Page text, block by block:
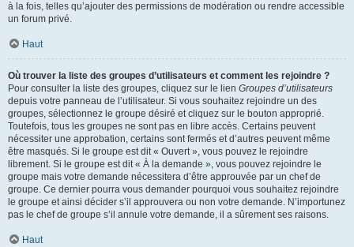
à la fois, telles qu’ajouter des permissions de modération ou rendre accessible
un forum privé.
Haut
Où trouver la liste des groupes d’utilisateurs et comment les rejoindre ?
Pour consulter la liste des groupes, cliquez sur le lien Groupes d’utilisateurs
depuis votre panneau de l’utilisateur. Si vous souhaitez rejoindre un des
groupes, sélectionnez le groupe désiré et cliquez sur le bouton approprié.
Toutefois, tous les groupes ne sont pas en libre accès. Certains peuvent
nécessiter une approbation, certains sont fermés et d’autres peuvent même
être masqués. Si le groupe est dit « Ouvert », vous pouvez le rejoindre
librement. Si le groupe est dit « À la demande », vous pouvez rejoindre le
groupe mais votre demande nécessitera d’être approuvée par un chef de
groupe. Ce dernier pourra vous demander pourquoi vous souhaitez rejoindre
le groupe et ainsi décider s’il approuvera ou non votre demande. N’importunez
pas le chef de groupe s’il annule votre demande, il a sûrement ses raisons.
Haut